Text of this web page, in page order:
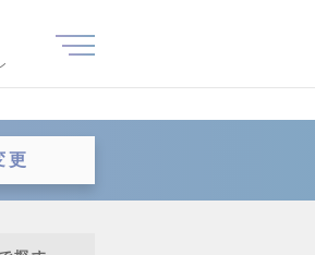
更